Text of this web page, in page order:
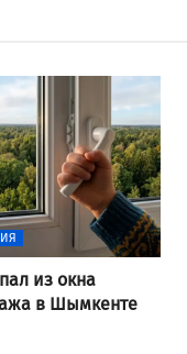
из окна
в Шымкенте